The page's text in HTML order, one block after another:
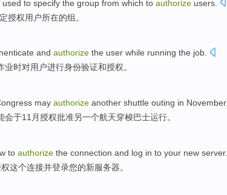
used to specify the group from which to authorize users
授权用户所在的组 。
and authorize the user while running the job.
业时对用户进行身份验证和授权。
may authorize another shuttle outing in November.
会于11月授权批准另一个航天穿梭巴士运行。
to authorize the connection and log in to your new server.
这个连接并登录您的新服务器。